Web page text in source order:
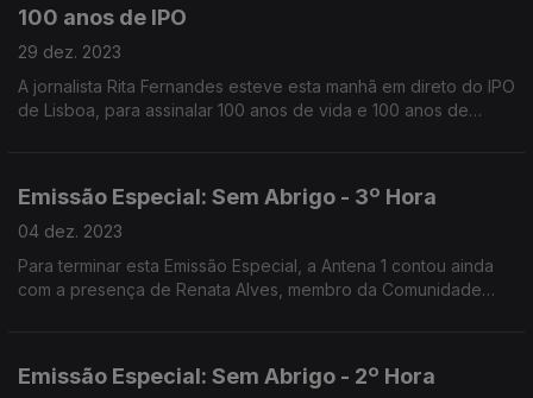
100 anos de IPO
29 dez. 2023
A jornalista Rita Fernandes esteve esta manhã em direto do IPO
de Lisboa, para assinalar 100 anos de vida e 100 anos de
Emissão Especial: Sem Abrigo - 3º Hora
04 dez. 2023
Para terminar esta Emissão Especial, a Antena 1 contou ainda
com a presença de Renata Alves, membro da Comunidade
Emissão Especial: Sem Abrigo - 2º Hora